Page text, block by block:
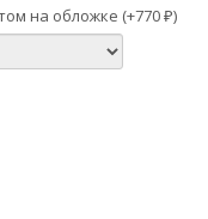
на обложке (+770 ₽)